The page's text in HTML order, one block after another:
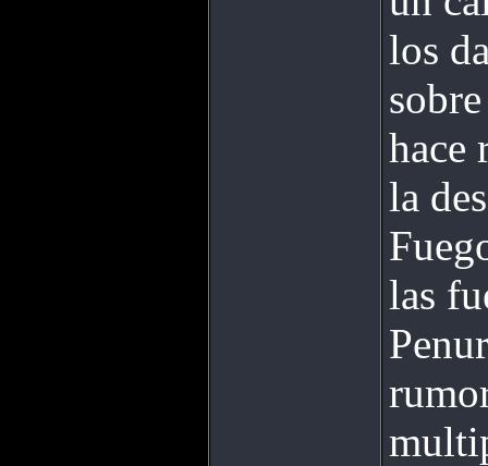
los
hace
la
las